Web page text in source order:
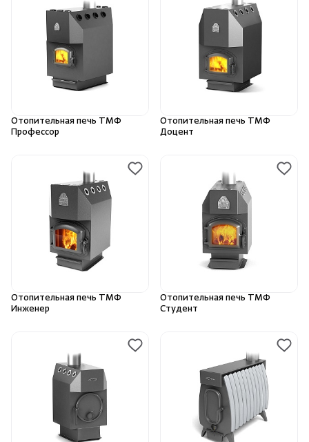
Ароматы
Душевые поддоны и системы слива
Интерьер
Инфракрасные сауны
Пародушевые
Отопительная печь ТМФ
Профессор
Отопительная печь ТМФ
Доцент
Отопительная печь ТМФ
Инженер
Отопительная печь ТМФ
Студент
Скрыть/
Нет аккаунта? Зарегистрироваться
Скрыть/
Зарегистрироваться
Уже есть аккаунт? Войти